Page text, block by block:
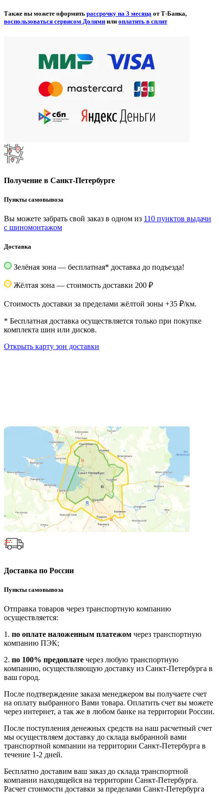
Также вы можете оформить рассрочку на 3 месяца от Т-Банка,
воспользоваться сервисом Долями или оплатить в сплит
Получение в Санкт-Петербурге
Пункты самовывоза
Вы можете забрать свой заказ в одном из 110 пунктов выдачи
с шиномонтажом
Доставка
Зелёная зона — бесплатная* доставка до подъезда!
Жёлтая зона — стоимость доставки 200 ₽
Стоимость доставки за пределами жёлтой зоны +35 ₽/км.
* Бесплатная доставка осуществляется только при покупке
комплекта шин или дисков.
Открыть карту зон доставки
Доставка по России
Пункты самовывоза
Отправка товаров через транспортную компанию
осуществляется:
1. по оплате наложенным платежом через транспортную
компанию ПЭК;
2. по 100% предоплате через любую транспортную
компанию, осуществляющую доставку из Санкт-Петербурга в
ваш город.
После подтверждение заказа менеджером вы получаете счет
на оплату выбранного Вами товара. Оплатить счет вы можете
через интернет, а так же в любом банке на территории России.
После поступления денежных средств на наш расчетный счет
мы осуществляем доставку до склада выбранной вами
транспортной компании на территории Санкт-Петербурга в
течение 1-2 дней.
Бесплатно доставим ваш заказ до склада транспортной
компании находящейся на территории Санкт-Петербурга.
Расчет стоимости доставки за пределами Санкт-Петербурга